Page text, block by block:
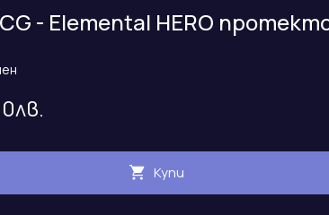
- Elemental HERO
Купи